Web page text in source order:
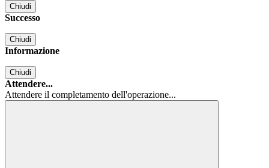
Chiudi
Successo
Chiudi
Informazione
Chiudi
Attendere...
Attendere il completamento dell'operazione...